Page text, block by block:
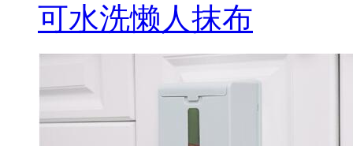
可水洗懒人抹布